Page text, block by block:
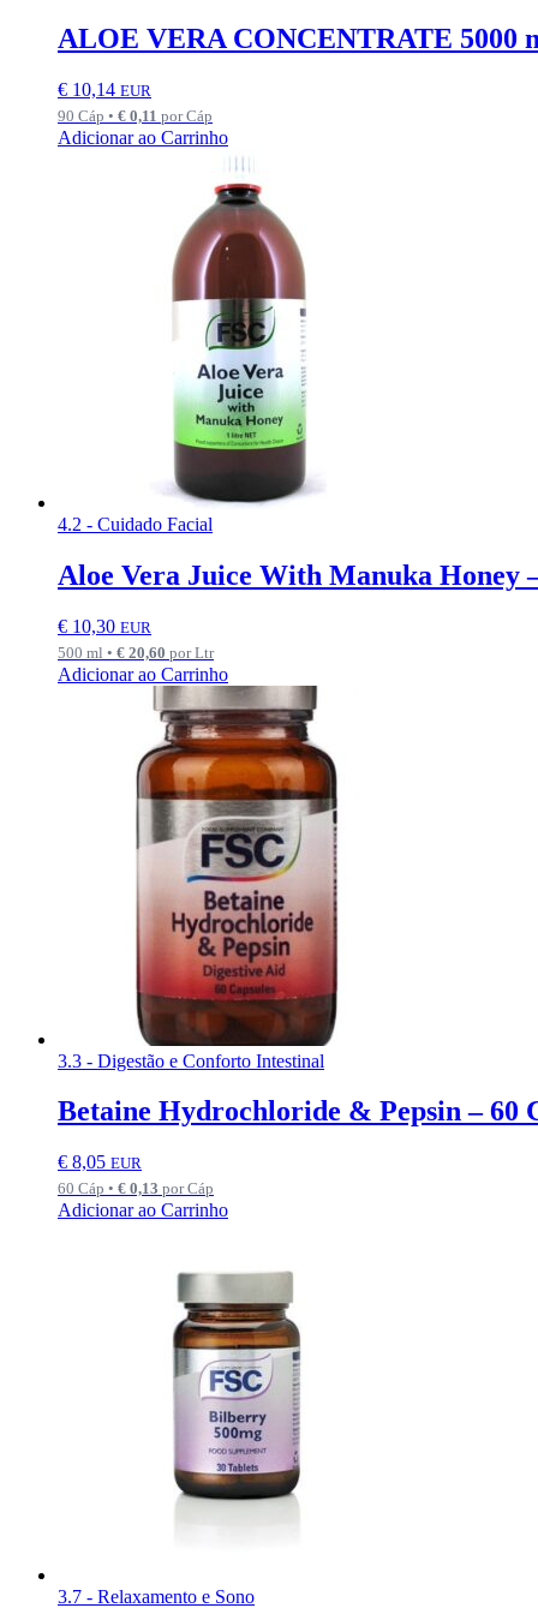
ALOE VERA CONCENTRATE 5000
€ 10,14 EUR
90 Cáp • € 0,11 por Cáp
Adicionar ao Carrinho
4.2 - Cuidado Facial
Aloe Vera Juice With Manuka Honey
€ 10,30 EUR
500 ml • € 20,60 por Ltr
Adicionar ao Carrinho
3.3 - Digestão e Conforto Intestinal
Betaine Hydrochloride & Pepsin – 60
€ 8,05 EUR
60 Cáp • € 0,13 por Cáp
Adicionar ao Carrinho
3.7 - Relaxamento e Sono